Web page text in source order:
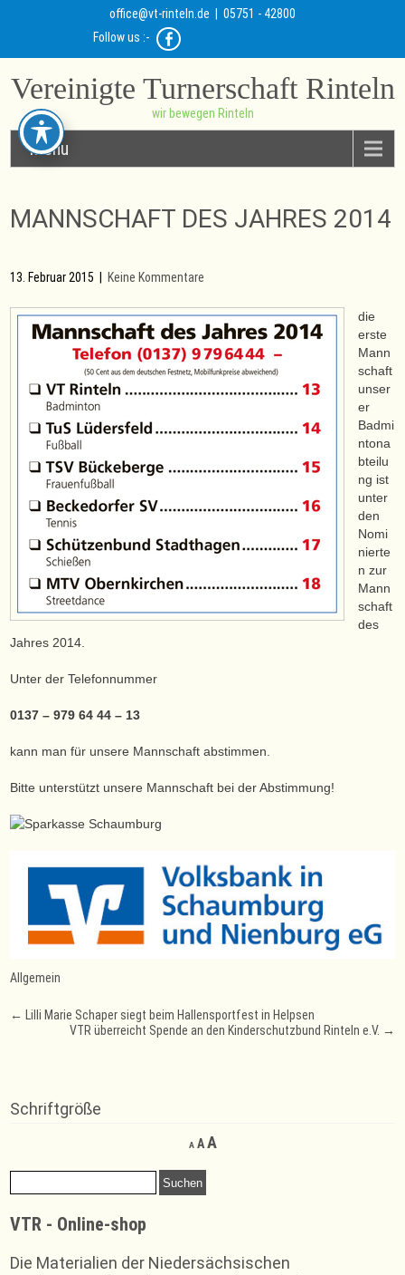
office@vt-rinteln.de | 05751 - 42800
Follow us :-
Vereinigte Turnerschaft Rinteln
wir bewegen Rinteln
Menu
MANNSCHAFT DES JAHRES 2014
13. Februar 2015 Keine Kommentare
die
erste
Mann
schaft
unser
er
Badmi
ntona
bteilu
ng ist
unter
den
Nomi
nierte
n zur
Mann
schaft
des
Jahres 2014.
Unter der Telefonnummer
0137 – 979 64 44 – 13
kann man für unsere Mannschaft abstimmen.
Bitte unterstützt unsere Mannschaft bei der Abstimmung!
Allgemein
Post
navigation
← Lilli Marie Schaper siegt beim Hallensportfest in Helpsen
VTR überreicht Spende an den Kinderschutzbund Rinteln e.V. →
Schriftgröße
A
Decrease
font
AReset
size.
AIncrease
Suchen
nach:
VTR - Online-shop
Die Materialien der Niedersächsischen